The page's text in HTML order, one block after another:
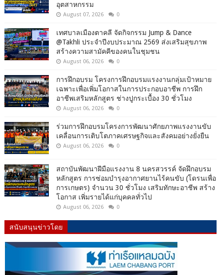
อุตสาหกรรม
August 07, 2026 0
เทศบาลเมืองตาคลี จัดกิจกรรม Jump & Dance
@Takhli ประจำปีงบประมาณ 2569 ส่งเสริมสุขภาพ
สร้างความสามัคคีของคนในชุมชน
August 06, 2026 0
การฝึกอบรม โครงการฝึกอบรมแรงงานกลุ่มเป้าหมาย
เฉพาะเพื่อเพิ่มโอกาสในการประกอบอาชีพ การฝึก
อาชีพเสริมหลักสูตร ช่างปูกระเบื้อง 30 ชั่วโมง
August 06, 2026 0
ร่วมการฝึกอบรมโครงการพัฒนาศักยภาพแรงงานขับ
เคลื่อนการเติบโตภาคเศรษฐกิจและสังคมอย่างยั่งยืน
August 06, 2026 0
สถาบันพัฒนาฝีมือแรงงาน 8 นครสวรรค์ จัดฝึกอบรม
หลักสูตร การซ่อมบำรุงอากาศยานไร้คนขับ (โดรนเพื่อ
การเกษตร) จำนวน 30 ชั่วโมง เสริมทักษะอาชีพ สร้าง
โอกาส เพิ่มรายได้แก่บุคคลทั่วไป
August 06, 2026 0
สนับสนุนข่าวโดย